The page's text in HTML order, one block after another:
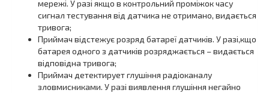
мережі. У разі якщо в контрольний проміжок часу
сигнал тестування від датчика не отримано, видається
тривога;
Приймач відстежує розряд батареї датчиків. У разі,кщо
батарея одного з датчиків розряджається – видається
відповідна тривога;
Приймач детектирует глушіння радіоканалу
зловмисниками. У разі виявлення глушіння негайно